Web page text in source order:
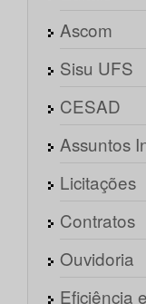
Ascom
Sisu UFS
CESAD
Assuntos
Licitações
Contratos
Ouvidoria
Eficiência